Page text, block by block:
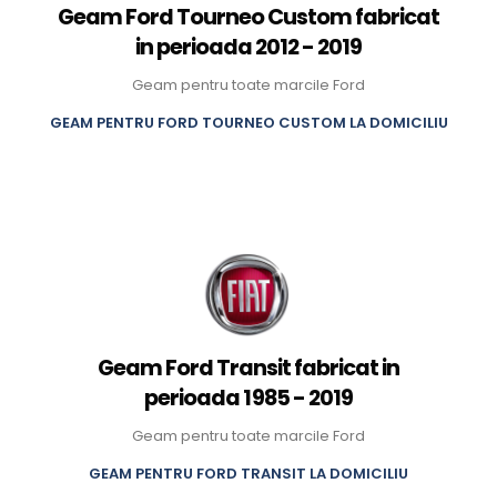
Geam Ford Tourneo Custom fabricat
in perioada 2012 - 2019
Geam pentru toate marcile Ford
GEAM PENTRU FORD TOURNEO CUSTOM LA DOMICILIU
Geam Ford Transit fabricat in
perioada 1985 - 2019
Geam pentru toate marcile Ford
GEAM PENTRU FORD TRANSIT LA DOMICILIU